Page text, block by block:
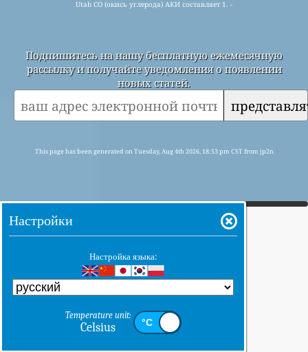
Utah CO (окись углерода) АКИ составляет 1. -
Подпишитесь на нашу бесплатную ежемесячную
рассылку и получайте уведомления о появлении
новых статей.
This page has been generated on Tuesday, Aug 4th 2026, 18:53 pm CST from jp2n
Настройки
Настройка языка:
Temperature unit:
Celsius